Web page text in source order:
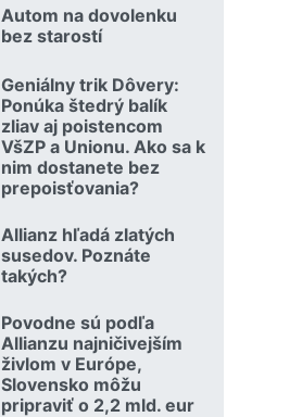
Autom na dovolenku
bez starostí
02.07.2026 |
Geniálny trik Dôvery:
Ponúka štedrý balík
zliav aj poistencom
VšZP a Unionu. Ako sa k
nim dostanete bez
prepoisťovania?
06.07.2026 | | redakcia
Allianz hľadá zlatých
susedov. Poznáte
takých?
08.07.2026 |
Povodne sú podľa
Allianzu najničivejším
živlom v Európe,
Slovensko môžu
pripraviť o 2,2 mld. eur
23.07.2026 |